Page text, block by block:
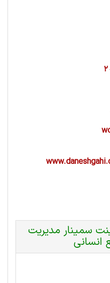
سمینار مدیریت
انسانی